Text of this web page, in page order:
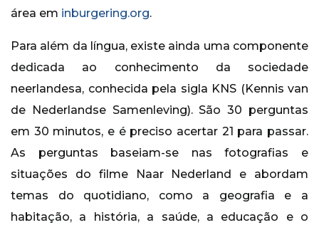
área em inburgering.org.
Para além da língua, existe ainda uma componente
dedicada ao conhecimento da sociedade
neerlandesa, conhecida pela sigla KNS (Kennis van
de Nederlandse Samenleving). São 30 perguntas
em 30 minutos, e é preciso acertar 21 para passar.
As perguntas baseiam-se nas fotografias e
situações do filme Naar Nederland e abordam
temas do quotidiano, como a geografia e a
habitação, a história, a saúde, a educação e o